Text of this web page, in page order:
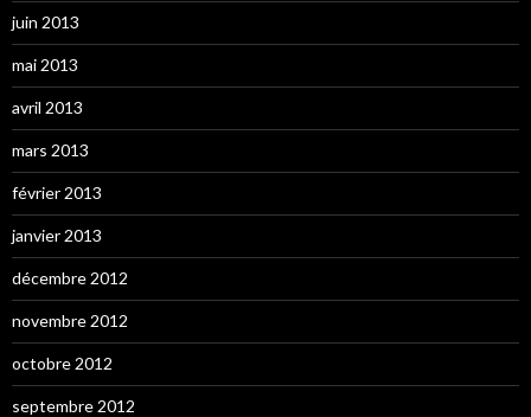
juin 2013
mai 2013
avril 2013
mars 2013
février 2013
janvier 2013
décembre 2012
novembre 2012
octobre 2012
septembre 2012